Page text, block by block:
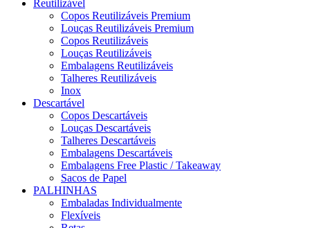
Reutilizável
Copos Reutilizáveis Premium
Louças Reutilizáveis Premium
Copos Reutilizáveis
Louças Reutilizáveis
Embalagens Reutilizáveis
Talheres Reutilizáveis
Inox
Descartável
Copos Descartáveis
Louças Descartáveis
Talheres Descartáveis
Embalagens Descartáveis
Embalagens Free Plastic / Takeaway
Sacos de Papel
PALHINHAS
Embaladas Individualmente
Flexíveis